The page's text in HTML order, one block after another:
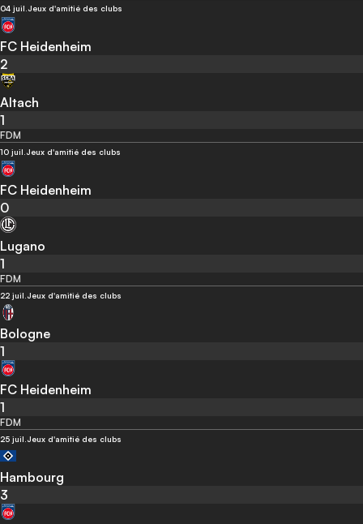
04 juil. Jeux d'amitié des clubs
FC Heidenheim
2
Altach
1
FDM
10 juil. Jeux d'amitié des clubs
FC Heidenheim
0
Lugano
1
FDM
22 juil. Jeux d'amitié des clubs
Bologne
1
FC Heidenheim
1
FDM
25 juil. Jeux d'amitié des clubs
Hambourg
3